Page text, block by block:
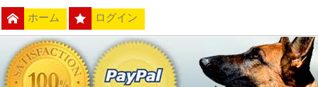
ホーム ログイン